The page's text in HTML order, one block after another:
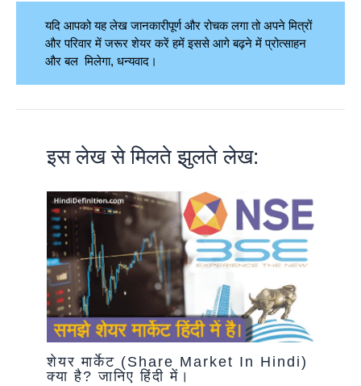
यदि आपको यह लेख जानकारीपूर्ण और रोचक लगा तो अपने मित्रों
और परिवार में जरूर शेयर करें हमें इससे आगे बढ़ने में प्रोत्साहन
और बल मिलेगा, धन्यवाद।
इस लेख से मिलते झुलते लेख:
शेयर मार्केट (Share Market In Hindi)
क्या है? जानिए हिंदी में।